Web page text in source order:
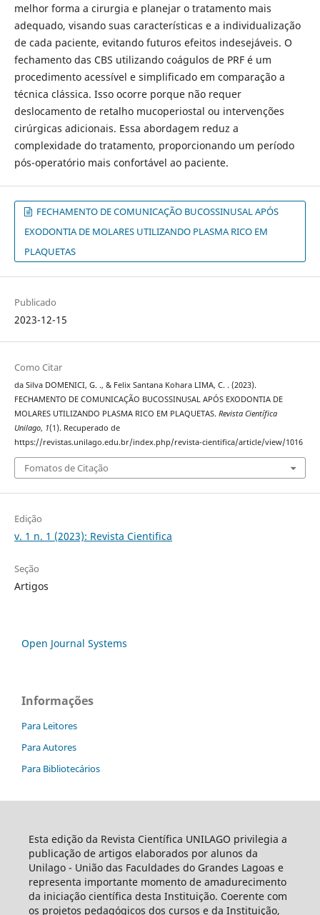
melhor forma a cirurgia e planejar o tratamento mais
adequado, visando suas características e a individualização
de cada paciente, evitando futuros efeitos indesejáveis. O
fechamento das CBS utilizando coágulos de PRF é um
procedimento acessível e simplificado em comparação a
técnica clássica. Isso ocorre porque não requer
deslocamento de retalho mucoperiostal ou intervenções
cirúrgicas adicionais. Essa abordagem reduz a
complexidade do tratamento, proporcionando um período
pós-operatório mais confortável ao paciente.
FECHAMENTO DE COMUNICAÇÃO BUCOSSINUSAL APÓS
EXODONTIA DE MOLARES UTILIZANDO PLASMA RICO EM
PLAQUETAS
Publicado
2023-12-15
Como Citar
da Silva DOMENICI, G. ., & Felix Santana Kohara LIMA, C. . (2023).
FECHAMENTO DE COMUNICAÇÃO BUCOSSINUSAL APÓS EXODONTIA DE
MOLARES UTILIZANDO PLASMA RICO EM PLAQUETAS. Revista Científica
Unilago, 1(1). Recuperado de
https://revistas.unilago.edu.br/index.php/revista-cientifica/article/view/1016
Fomatos de Citação
Edição
v. 1 n. 1 (2023): Revista Cientifica
Seção
Artigos
Open Journal Systems
Informações
Para Leitores
Para Autores
Para Bibliotecários
Esta edição da Revista Científica UNILAGO privilegia a
publicação de artigos elaborados por alunos da
Unilago - União das Faculdades do Grandes Lagoas e
representa importante momento de amadurecimento
da iniciação científica desta Instituição. Coerente com
os projetos pedagógicos dos cursos e da Instituição,